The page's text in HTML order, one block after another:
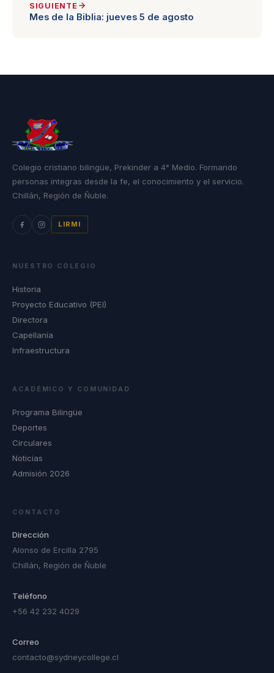
SIGUIENTE
Mes de la Biblia: jueves 5 de agosto
Colegio cristiano bilingüe, Prekinder a 4° Medio. Formando
personas íntegras desde la fe, el conocimiento y el servicio.
Chillán, Región de Ñuble.
LIRMI
NUESTRO COLEGIO
Historia
Proyecto Educativo (PEI)
Directora
Capellanía
Infraestructura
ACADÉMICO Y COMUNIDAD
Programa Bilingüe
Deportes
Circulares
Noticias
Admisión 2026
CONTACTO
Dirección
Alonso de Ercilla 2795
Chillán, Región de Ñuble
Teléfono
+56 42 232 4029
Correo
contacto@sydneycollege.cl